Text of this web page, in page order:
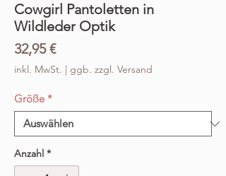
Cowgirl Pantoletten in
Wildleder Optik
32,95 €Preis
inkl. MwSt. | ggb. zzgl. Versand
Größe *
Anzahl *